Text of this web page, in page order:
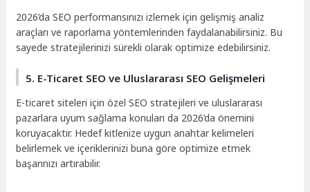
2026’da SEO performansınızı izlemek için gelişmiş analiz
araçları ve raporlama yöntemlerinden faydalanabilirsiniz. Bu
sayede stratejilerinizi sürekli olarak optimize edebilirsiniz.
5. E-Ticaret SEO ve Uluslararası SEO Gelişmeleri
E-ticaret siteleri için özel SEO stratejileri ve uluslararası
pazarlara uyum sağlama konuları da 2026’da önemini
koruyacaktır. Hedef kitlenize uygun anahtar kelimeleri
belirlemek ve içeriklerinizi buna göre optimize etmek
başarınızı artırabilir.